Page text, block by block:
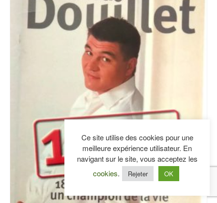
Ce site utilise des cookies pour une
meilleure expérience utilisateur. En
navigant sur le site, vous acceptez les
cookies. Rejeter OK